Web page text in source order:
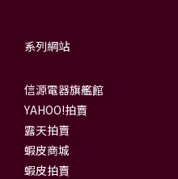
系列網站
信源電器旗艦館
YAHOO!拍賣
露天拍賣
蝦皮商城
蝦皮拍賣